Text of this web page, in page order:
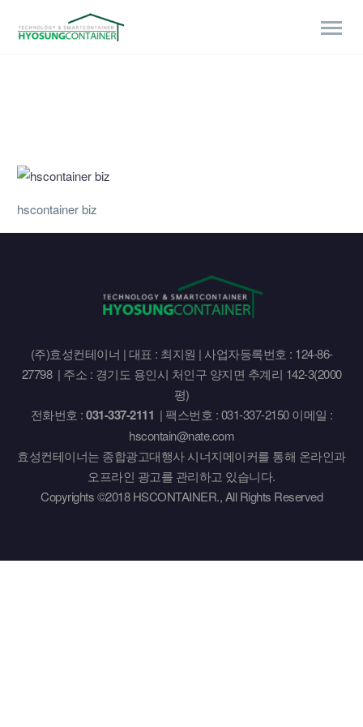
hscontainer biz
(주)효성컨테이너 | 대표 : 최지원 | 사업자등록번호 : 124-86-
27798 | 주소 : 경기도 용인시 처인구 양지면 추계리 142-3(2000
평)
전화번호 :031-337-2111 | 팩스번호 : 031-337-2150 이메일 :
hscontain@nate.com
효성컨테이너는 종합광고대행사 시너지메이커를 통해 온라인과
오프라인 광고를 관리하고 있습니다.
Copyrights ©2018 HSCONTAINER., All Rights Reserved